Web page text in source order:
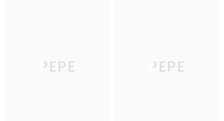
PEPE PEPE